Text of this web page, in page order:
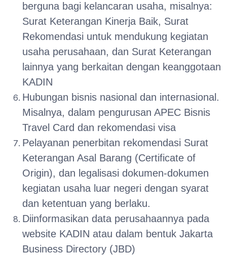
berguna bagi kelancaran usaha, misalnya:
Surat Keterangan Kinerja Baik, Surat
Rekomendasi untuk mendukung kegiatan
usaha perusahaan, dan Surat Keterangan
lainnya yang berkaitan dengan keanggotaan
KADIN
Hubungan bisnis nasional dan internasional.
Misalnya, dalam pengurusan APEC Bisnis
Travel Card dan rekomendasi visa
Pelayanan penerbitan rekomendasi Surat
Keterangan Asal Barang (Certificate of
Origin), dan legalisasi dokumen-dokumen
kegiatan usaha luar negeri dengan syarat
dan ketentuan yang berlaku.
Diinformasikan data perusahaannya pada
website KADIN atau dalam bentuk Jakarta
Business Directory (JBD)